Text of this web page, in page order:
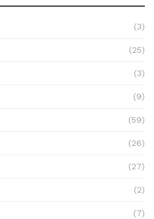
(3)
(25)
(3)
(9)
(59)
(26)
(27)
(2)
(7)